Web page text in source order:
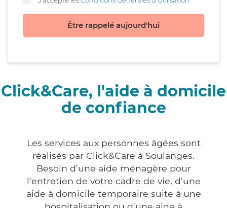
Être rappelé aujourd'hui
Click&Care, l'aide à domicile
de confiance
Les services aux personnes âgées sont
réalisés par Click&Care à Soulanges.
Besoin d'une aide ménagère pour
l'entretien de votre cadre de vie, d'une
aide à domicile temporaire suite à une